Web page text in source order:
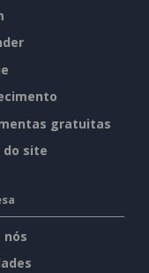
gratuitas
do site
nós